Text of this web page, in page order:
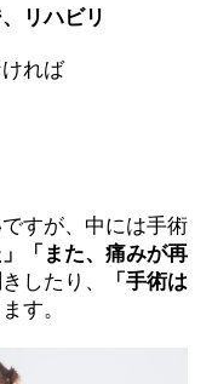
リハビリ
れば
すが、中には手術
「また、痛みが再
したり、
「手術は
す。